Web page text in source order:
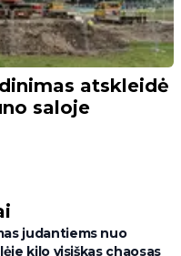
atskleidė
saloje
judantiems nuo
kilo visiškas chaosas